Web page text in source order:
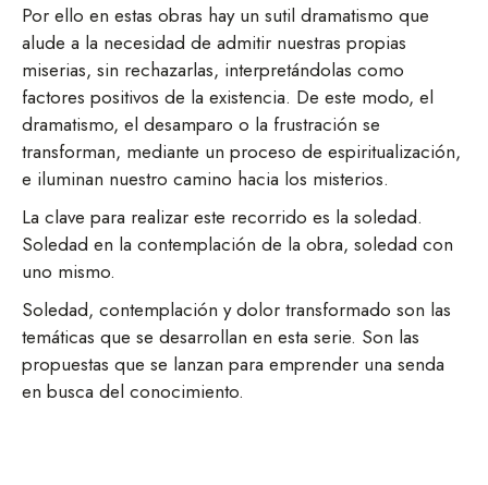
Por ello en estas obras hay un sutil dramatismo que
alude a la necesidad de admitir nuestras propias
miserias, sin rechazarlas, interpretándolas como
factores positivos de la existencia. De este modo, el
dramatismo, el desamparo o la frustración se
transforman, mediante un proceso de espiritualización,
e iluminan nuestro camino hacia los misterios.
La clave para realizar este recorrido es la soledad.
Soledad en la contemplación de la obra, soledad con
uno mismo.
Soledad, contemplación y dolor transformado son las
temáticas que se desarrollan en esta serie. Son las
propuestas que se lanzan para emprender una senda
en busca del conocimiento.